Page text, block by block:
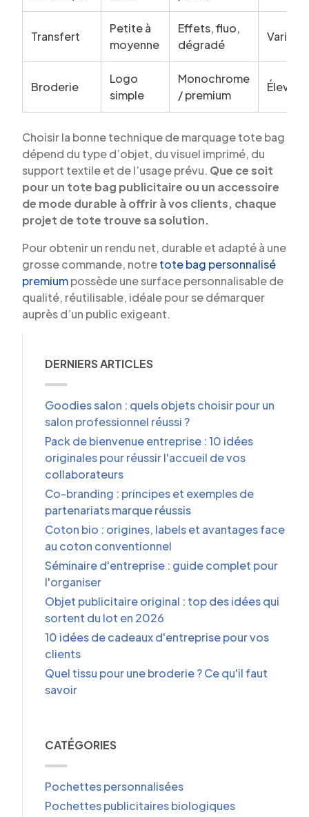
Transfert
Petite à
moyenne
Effets, fluo,
dégradé
Variable
Broderie
Logo
simple
Monochrome
/ premium
Élevé
Choisir la bonne technique de marquage tote bag
dépend du type d’objet, du visuel imprimé, du
support textile et de l’usage prévu. Que ce soit
pour un tote bag publicitaire ou un accessoire
de mode durable à offrir à vos clients, chaque
projet de tote trouve sa solution.
Pour obtenir un rendu net, durable et adapté à une
grosse commande, notretote bag personnalisé
premiumpossède une surface personnalisable de
qualité, réutilisable, idéale pour se démarquer
auprès d’un public exigeant.
DERNIERS ARTICLES
Goodies salon : quels objets choisir pour un
salon professionnel réussi ?
Pack de bienvenue entreprise : 10 idées
originales pour réussir l'accueil de vos
collaborateurs
Co-branding : principes et exemples de
partenariats marque réussis
Coton bio : origines, labels et avantages face
au coton conventionnel
Séminaire d'entreprise : guide complet pour
l'organiser
Objet publicitaire original : top des idées qui
sortent du lot en 2026
10 idées de cadeaux d'entreprise pour vos
clients
Quel tissu pour une broderie ? Ce qu'il faut
savoir
CATÉGORIES
Pochettes personnalisées
Pochettes publicitaires biologiques